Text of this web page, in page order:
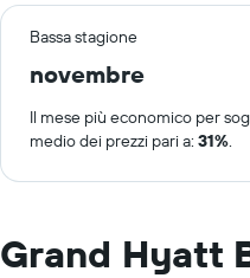
Bassa stagione
novembre
Il mese più economico per
medio dei prezzi pari a: 31%.
Grand Hyatt